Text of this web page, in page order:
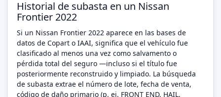
Historial de subasta en un Nissan
Frontier 2022
Si un Nissan Frontier 2022 aparece en las bases de
datos de Copart o IAAI, significa que el vehículo fue
clasificado al menos una vez como salvamento o
pérdida total del seguro —incluso si el título fue
posteriormente reconstruido y limpiado. La búsqueda
de subasta extrae el número de lote, fecha de venta,
código de daño primario (p. ej. FRONT END, HAIL,